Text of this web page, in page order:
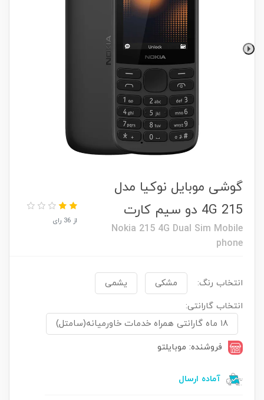
گوشی موبایل نوکیا مدل
215 4G دو سیم کارت
Nokia 215 4G Dual Sim Mobile
phone
از 36 رای
انتخاب رنگ: مشکی
یشمی
انتخاب گارانتی:
۱۸ ماه گارانتی همراه خدمات خاورمیانه(سامتل)
فروشنده: موبایلتو
آماده ارسال